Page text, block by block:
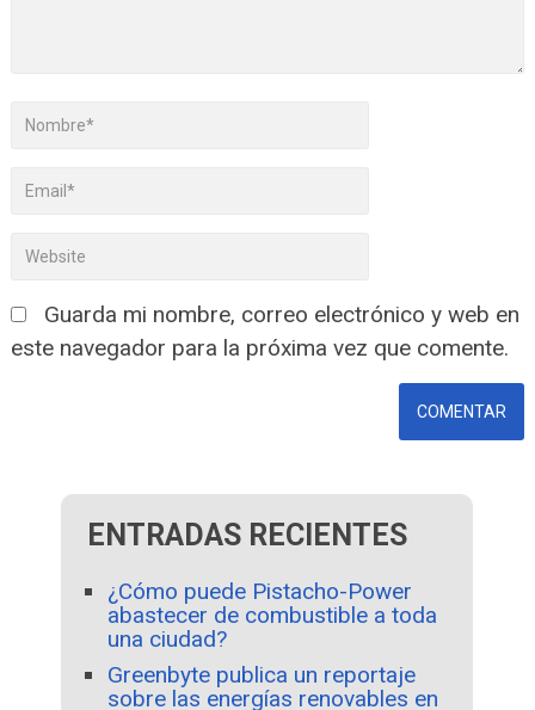
Guarda mi nombre, correo electrónico y web en
este navegador para la próxima vez que comente.
ENTRADAS RECIENTES
¿Cómo puede Pistacho-Power
abastecer de combustible a toda
una ciudad?
Greenbyte publica un reportaje
sobre las energías renovables en